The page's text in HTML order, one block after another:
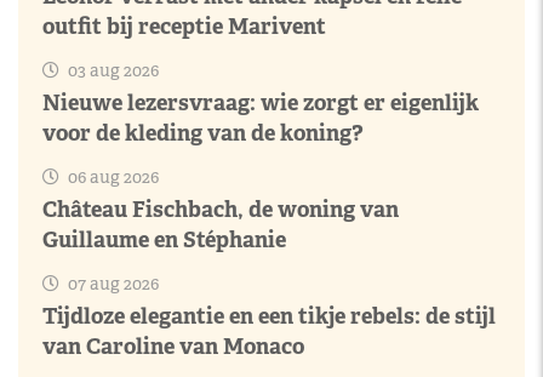
outfit bij receptie Marivent
03 aug 2026
Nieuwe lezersvraag: wie zorgt er eigenlijk
voor de kleding van de koning?
06 aug 2026
Château Fischbach, de woning van
Guillaume en Stéphanie
07 aug 2026
Tijdloze elegantie en een tikje rebels: de stijl
van Caroline van Monaco